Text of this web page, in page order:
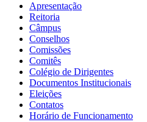
Apresentação
Reitoria
Câmpus
Conselhos
Comissões
Comitês
Colégio de Dirigentes
Documentos Institucionais
Eleições
Contatos
Horário de Funcionamento